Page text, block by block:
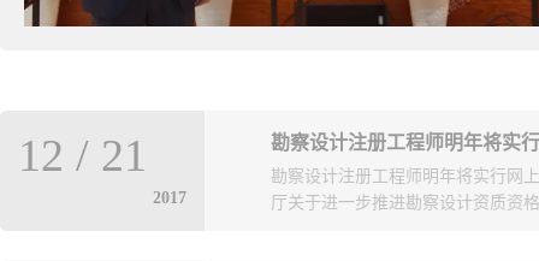
勘察设计注册工程师明年将实
2017
12 / 21
勘察设计注册工程师明年将实行网
厅关于进一步推进勘察设计资质资